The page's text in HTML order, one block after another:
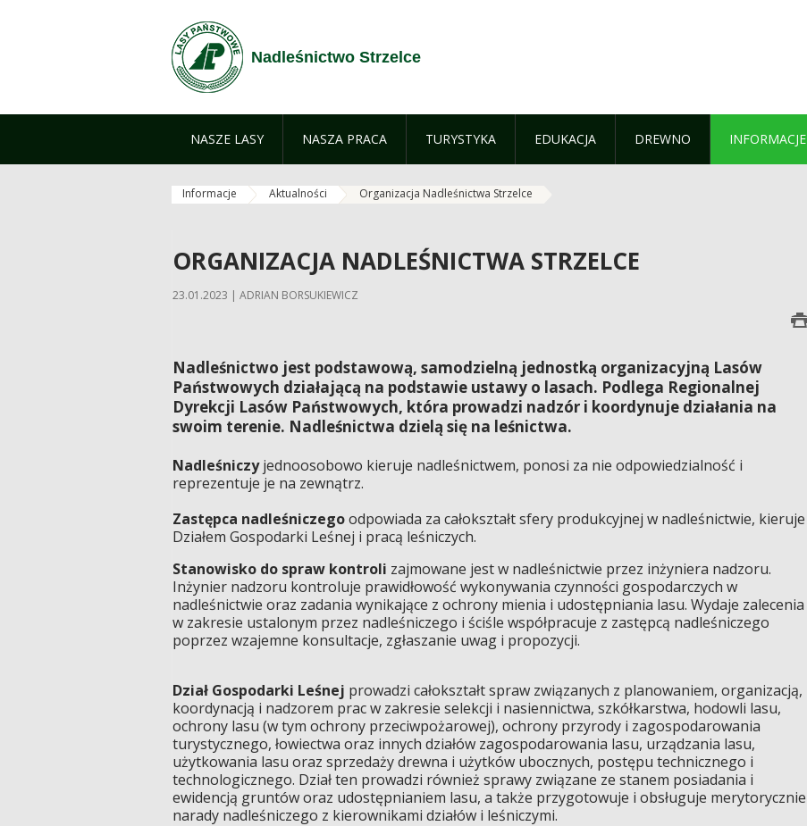
Nadleśnictwo Strzelce
NASZE LASY NASZA PRACA TURYSTYKA EDUKACJA DREWNO INFORMACJE
Informacje Aktualności Organizacja Nadleśnictwa Strzelce
ORGANIZACJA NADLEŚNICTWA STRZELCE
23.01.2023 | ADRIAN BORSUKIEWICZ
Nadleśnictwo jest podstawową, samodzielną jednostką organizacyjną Lasów
Państwowych działającą na podstawie ustawy o lasach. Podlega Regionalnej
Dyrekcji Lasów Państwowych, która prowadzi nadzór i koordynuje działania na
swoim terenie. Nadleśnictwa dzielą się na leśnictwa.
Nadleśniczyjednoosobowo kieruje nadleśnictwem, ponosi za nie odpowiedzialność i
reprezentuje je na zewnątrz.
Zastępca nadleśniczegoodpowiada za całokształt sfery produkcyjnej w nadleśnictwie, kieruje
Działem Gospodarki Leśnej i pracą leśniczych.
Stanowisko do spraw kontroli zajmowane jest w nadleśnictwie przez inżyniera nadzoru.
Inżynier nadzoru kontroluje prawidłowość wykonywania czynności gospodarczych w
nadleśnictwie oraz zadania wynikające z ochrony mienia i udostępniania lasu. Wydaje zalecenia
w zakresie ustalonym przez nadleśniczego i ściśle współpracuje z zastępcą nadleśniczego
poprzez wzajemne konsultacje, zgłaszanie uwag i propozycji.
Dział Gospodarki Leśnej prowadzi całokształt spraw związanych z planowaniem, organizacją,
koordynacją i nadzorem prac w zakresie selekcji i nasiennictwa, szkółkarstwa, hodowli lasu,
ochrony lasu (w tym ochrony przeciwpożarowej), ochrony przyrody i zagospodarowania
turystycznego, łowiectwa oraz innych działów zagospodarowania lasu, urządzania lasu,
użytkowania lasu oraz sprzedaży drewna i użytków ubocznych, postępu technicznego i
technologicznego. Dział ten prowadzi również sprawy związane ze stanem posiadania i
ewidencją gruntów oraz udostępnianiem lasu, a także przygotowuje i obsługuje merytorycznie
narady nadleśniczego z kierownikami działów i leśniczymi.